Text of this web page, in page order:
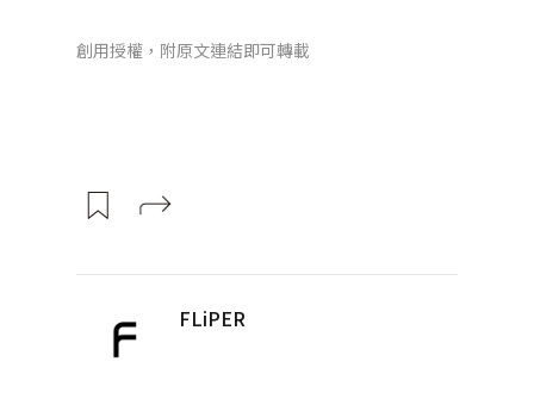
創用授權，附原文連結即可轉載
FLiPER